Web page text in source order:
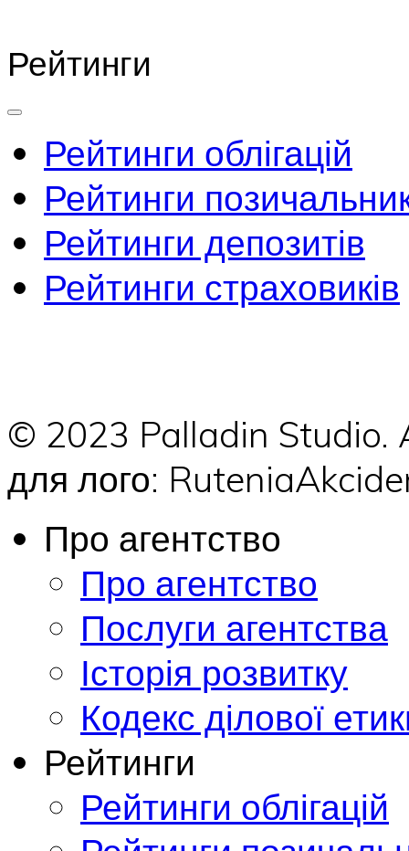
Рейтинги
Рейтинги облігацій
Рейтинги
Рейтинги депозитів
Рейтинги страховиків
© 2023 Palladin
для лого:
Про агентство
Про агентство
Послуги агентства
Історія розвитку
Кодекс ділової
Рейтинги
Рейтинги облігацій